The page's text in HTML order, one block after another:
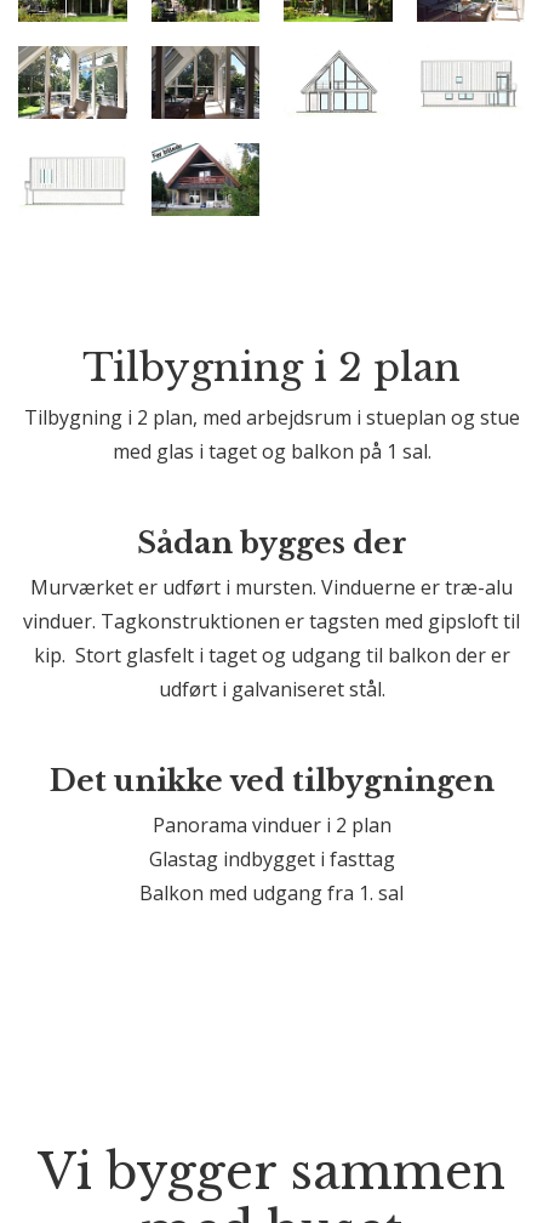
Tilbygning i 2 plan
Tilbygning i 2 plan, med arbejdsrum i stueplan og stue
med glas i taget og balkon på 1 sal.
Sådan bygges der
Murværket er udført i mursten. Vinduerne er træ-alu
vinduer. Tagkonstruktionen er tagsten med gipsloft til
kip. Stort glasfelt i taget og udgang til balkon der er
udført i galvaniseret stål.
Det unikke ved tilbygningen
Panorama vinduer i 2 plan
Glastag indbygget i fasttag
Balkon med udgang fra 1. sal
Vi bygger sammen